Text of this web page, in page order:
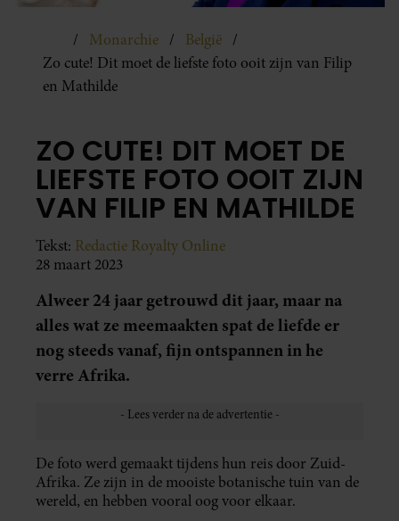
Monarchie
België
Zo cute! Dit moet de liefste foto ooit zijn van Filip
en Mathilde
ZO CUTE! DIT MOET DE
LIEFSTE FOTO OOIT ZIJN
VAN FILIP EN MATHILDE
Tekst: Redactie Royalty Online
28 maart 2023
Alweer 24 jaar getrouwd dit jaar, maar na
alles wat ze meemaakten spat de liefde er
nog steeds vanaf, fijn ontspannen in he
verre Afrika.
De foto werd gemaakt tijdens hun reis door Zuid-
Afrika. Ze zijn in de mooiste botanische tuin van de
wereld, en hebben vooral oog voor elkaar.